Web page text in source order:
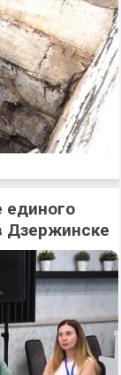
единого
Дзержинске